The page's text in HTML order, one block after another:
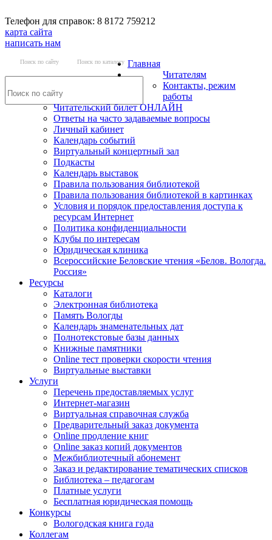
Телефон для справок: 8 8172 759212
карта сайта
написать нам
Поиск по сайту Поиск по каталогу Главная
Читателям
Контакты, режим
работы
Читательский билет ОНЛАЙН
Ответы на часто задаваемые вопросы
Личный кабинет
Календарь событий
Виртуальный концертный зал
Подкасты
Календарь выставок
Правила пользования библиотекой
Правила пользования библиотекой в картинках
Условия и порядок предоставления доступа к
ресурсам Интернет
Политика конфиденциальности
Клубы по интересам
Юридическая клиника
Всероссийские Беловские чтения «Белов. Вологда.
Россия»
Ресурсы
Каталоги
Электронная библиотека
Память Вологды
Календарь знаменательных дат
Полнотекстовые базы данных
Книжные памятники
Online тест проверки скорости чтения
Виртуальные выставки
Услуги
Перечень предоставляемых услуг
Интернет-магазин
Виртуальная справочная служба
Предварительный заказ документа
Online продление книг
Online заказ копий документов
Межбиблиотечный абонемент
Заказ и редактирование тематических списков
Библиотека – педагогам
Платные услуги
Бесплатная юридическая помощь
Конкурсы
Вологодская книга года
Коллегам